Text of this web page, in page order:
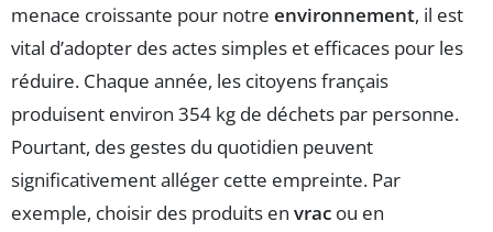
menace croissante pour notre environnement, il est
vital d’adopter des actes simples et efficaces pour les
réduire. Chaque année, les citoyens français
produisent environ 354 kg de déchets par personne.
Pourtant, des gestes du quotidien peuvent
significativement alléger cette empreinte. Par
exemple, choisir des produits en vrac ou en